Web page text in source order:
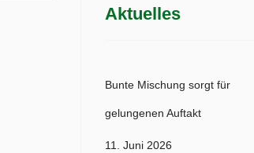
Aktuelles
Bunte Mischung sorgt für
gelungenen Auftakt
11. Juni 2026